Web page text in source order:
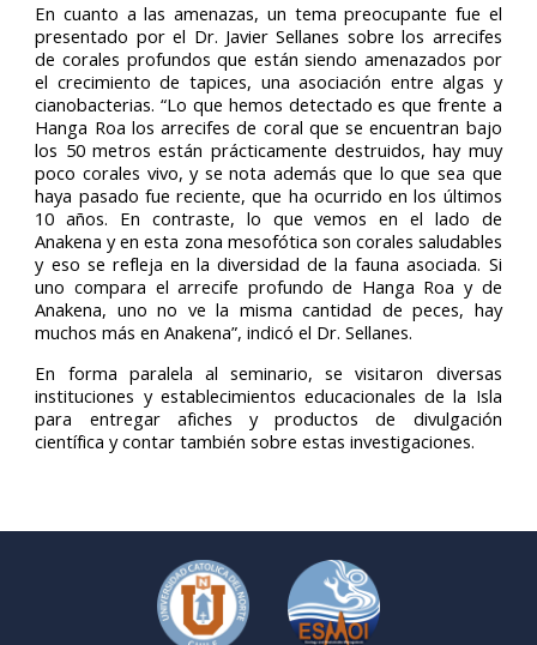
En cuanto a las amenazas, un tema preocupante fue el
presentado por el Dr. Javier Sellanes sobre los arrecifes
de corales profundos que están siendo amenazados por
el crecimiento de tapices, una asociación entre algas y
cianobacterias. “Lo que hemos detectado es que frente a
Hanga Roa los arrecifes de coral que se encuentran bajo
los 50 metros están prácticamente destruidos, hay muy
poco corales vivo, y se nota además que lo que sea que
haya pasado fue reciente, que ha ocurrido en los últimos
10 años. En contraste, lo que vemos en el lado de
Anakena y en esta zona mesofótica son corales saludables
y eso se refleja en la diversidad de la fauna asociada. Si
uno compara el arrecife profundo de Hanga Roa y de
Anakena, uno no ve la misma cantidad de peces, hay
muchos más en Anakena”, indicó el Dr. Sellanes.
En forma paralela al seminario, se visitaron diversas
instituciones y establecimientos educacionales de la Isla
para entregar afiches y productos de divulgación
científica y contar también sobre estas investigaciones.